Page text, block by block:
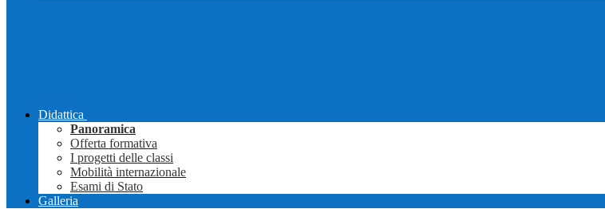
Didattica
Panoramica
Offerta formativa
I progetti delle classi
Mobilità internazionale
Esami di Stato
Galleria